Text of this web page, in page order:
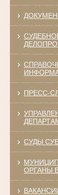
ПРЕСС-
СУДЫ
ОРГАНЫ